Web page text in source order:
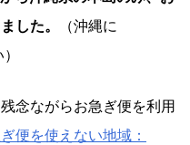
した。
（沖縄に
念ながらお急ぎ便を利用
便を使えない地域：